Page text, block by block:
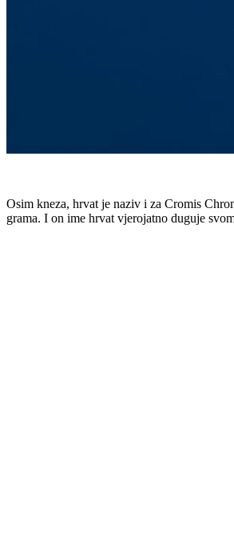
Osim kneza, hrvat je naziv i za Cromis
grama. I on ime hrvat vjerojatno duguje